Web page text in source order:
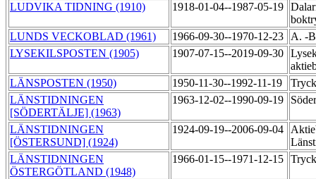
LUDVIKA TIDNING (1910)
1918-01-04--1987-05-19
LUNDS VECKOBLAD (1961)
1966-09-30--1970-12-23
A. -
LYSEKILSPOSTEN (1905)
1907-07-15--2019-09-30
LÄNSPOSTEN (1950)
1950-11-30--1992-11-19
LÄNSTIDNINGEN
[SÖDERTÄLJE] (1963)
1963-12-02--1990-09-19
LÄNSTIDNINGEN
[ÖSTERSUND] (1924)
1924-09-19--2006-09-04
LÄNSTIDNINGEN
ÖSTERGÖTLAND (1948)
1966-01-15--1971-12-15